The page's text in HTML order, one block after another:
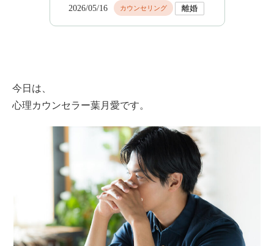
2026/05/16 カウンセリング 離婚
今日は、
心理カウンセラー葉月愛です。